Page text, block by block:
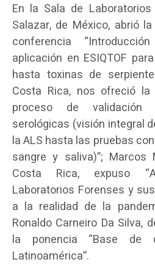
En la Sala de
Salazar, de México, abrió
conferencia
aplicación en ESIQTOF
hasta toxinas de
Costa Rica, nos ofreció la
proceso de
serológicas (visión integral
la ALS hasta las pruebas
sangre y saliva)”; Marcos
Costa Rica, expuso
Laboratorios Forenses y
a la realidad de la
Ronaldo Carneiro Da Silva,
la ponencia “Base de
Latinoamérica”.